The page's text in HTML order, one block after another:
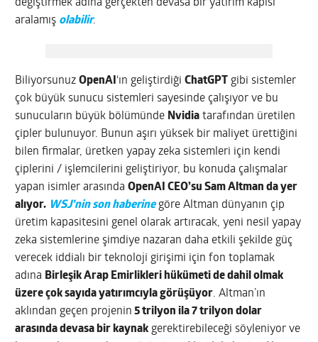
değiştirmek adına gerçekten devasa bir yatırım kapısı
aralamış olabilir.
BiliyorsunuzOpenAI ‘ın geliştirdiğiChatGPT
gibi sistemler
çok büyük sunucu sistemleri sayesinde çalışıyor ve bu
sunucuların büyük bölümünde Nvidia tarafından üretilen
çipler bulunuyor. Bunun aşırı yüksek bir maliyet ürettiğini
bilen firmalar, üretken yapay zeka sistemleri için kendi
çiplerini / işlemcilerini geliştiriyor, bu konuda çalışmalar
yapan isimler arasındaOpenAI CEO’su Sam Altman da yer
alıyor. WSJ’nin son haberinegöre Altman dünyanın çip
üretim kapasitesini genel olarak artıracak, yeni nesil yapay
zeka sistemlerine şimdiye nazaran daha etkili şekilde güç
verecek iddialı bir teknoloji girişimi için fon toplamak
adına Birleşik Arap Emirlikleri hükümeti de dahil olmak
üzere çok sayıda yatırımcıyla görüşüyor. Altman’ın
aklından geçen projenin 5 trilyon ila 7 trilyon dolar
arasında devasa bir kaynak gerektirebileceği söyleniyor ve